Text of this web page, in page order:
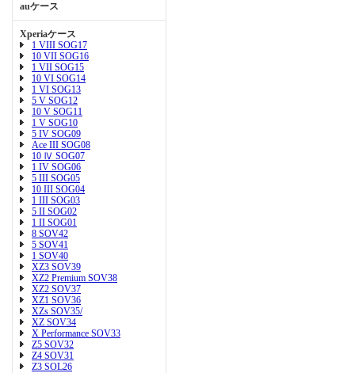
auケース
Xperiaケース
1 VIII SOG17
10 VII SOG16
1 VII SOG15
10 VI SOG14
1 VI SOG13
5 V SOG12
10 V SOG11
1 V SOG10
5 IV SOG09
Ace III SOG08
10 Ⅳ SOG07
1 IV SOG06
5 III SOG05
10 III SOG04
1 III SOG03
5 II SOG02
1 II SOG01
8 SOV42
5 SOV41
1 SOV40
XZ3 SOV39
XZ2 Premium SOV38
XZ2 SOV37
XZ1 SOV36
XZs SOV35/
XZ SOV34
X Performance SOV33
Z5 SOV32
Z4 SOV31
Z3 SOL26